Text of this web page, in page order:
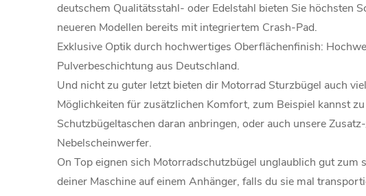
deutschem Qualitätsstahl- oder Edelstahl bieten Sie höchsten
neueren Modellen bereits mit integriertem Crash-Pad.
Exklusive Optik durch hochwertiges Oberflächenfinish:
Pulverbeschichtung aus Deutschland.
Und nicht zu guter letzt bieten dir Motorrad Sturzbügel auch
Möglichkeiten für zusätzlichen Komfort, zum Beispiel kannst
Schutzbügeltaschen daran anbringen, oder auch unsere
Nebelscheinwerfer.
On Top eignen sich Motorradschutzbügel unglaublich gut zum
deiner Maschine auf einem Anhänger, falls du sie mal